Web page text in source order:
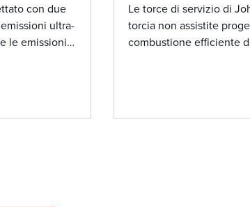
con due
ultra-
le emissioni
Le torce di servizio di
torcia non assistite
combustione efficiente